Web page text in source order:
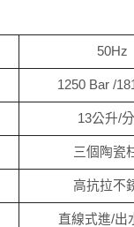
50Hz
1250 Bar /
13公升/
三個陶瓷
高抗拉不
直線式進/出